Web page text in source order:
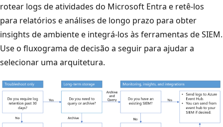
rotear logs de atividades do Microsoft Entra e retê-los
para relatórios e análises de longo prazo para obter
insights de ambiente e integrá-los às ferramentas de SIEM.
Use o fluxograma de decisão a seguir para ajudar a
selecionar uma arquitetura.